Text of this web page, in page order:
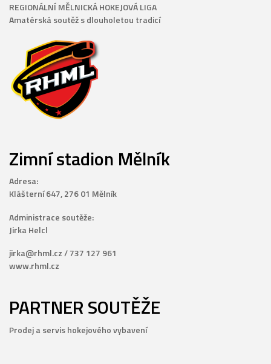
REGIONÁLNÍ MĚLNICKÁ HOKEJOVÁ LIGA
Amatérská soutěž s dlouholetou tradicí
Zimní stadion Mělník
Adresa:
Klášterní 647, 276 01 Mělník
Administrace soutěže:
Jirka Helcl
jirka@rhml.cz / 737 127 961
www.rhml.cz
PARTNER SOUTĚŽE
Prodej a servis hokejového vybavení